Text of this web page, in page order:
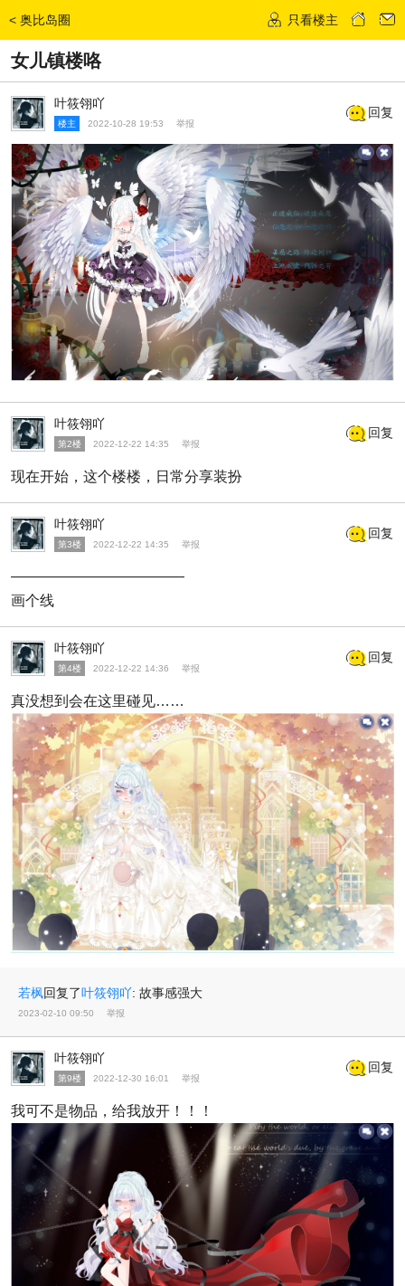
发话题
女儿镇楼咯
叶筱翎吖
楼主 2022-10-28 19:53 举报
回复
叶筱翎吖
第2楼 2022-12-22 14:35 举报
回复
现在开始，这个楼楼，日常分享装扮
叶筱翎吖
第3楼 2022-12-22 14:35 举报
回复
————————————
画个线
叶筱翎吖
第4楼 2022-12-22 14:36 举报
回复
真没想到会在这里碰见……
若枫回复了叶筱翎吖: 故事感强大
2023-02-10 09:50 举报
叶筱翎吖
第9楼 2022-12-30 16:01 举报
回复
我可不是物品，给我放开！！！
< 奥比岛圈 只看楼主